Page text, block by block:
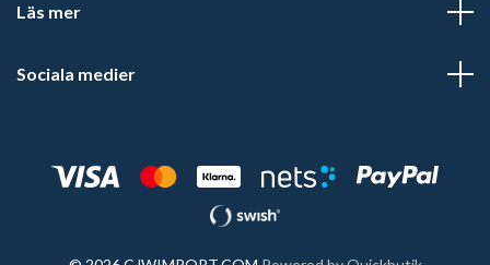
Läs mer
Sociala medier